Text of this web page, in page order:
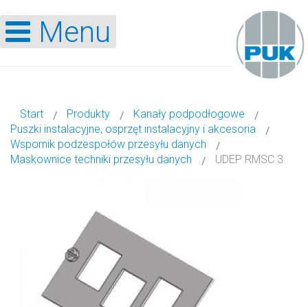
Menu
Start Produkty
Kanały podpodłogowe
Puszki instalacyjne, osprzęt instalacyjny i akcesoria
Wspornik podzespołów przesyłu danych
Maskownice techniki przesyłu danych
UDEP RMSC 3